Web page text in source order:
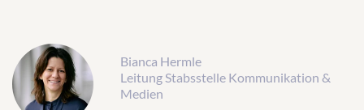
Bianca Hermle
Leitung Stabsstelle Kommunikation &
Medien